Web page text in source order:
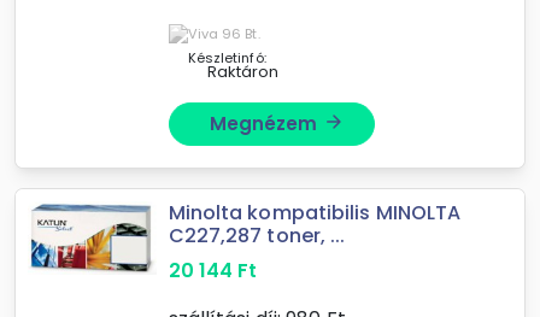
Készletinfó:
Raktáron
Megnézem arrow_forward
Minolta kompatibilis MINOLTA
C227,287 toner, ...
20 144 Ft